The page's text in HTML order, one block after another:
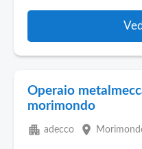
Operaio
morimondo
apartment adecco place